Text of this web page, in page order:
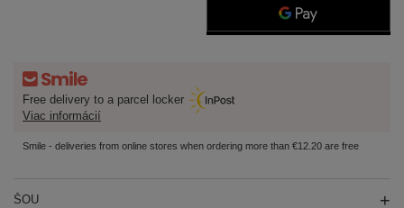
Free delivery to a parcel locker
Viac informácií
Smile - deliveries from online stores when ordering more than €12.20 are free
ŠOU